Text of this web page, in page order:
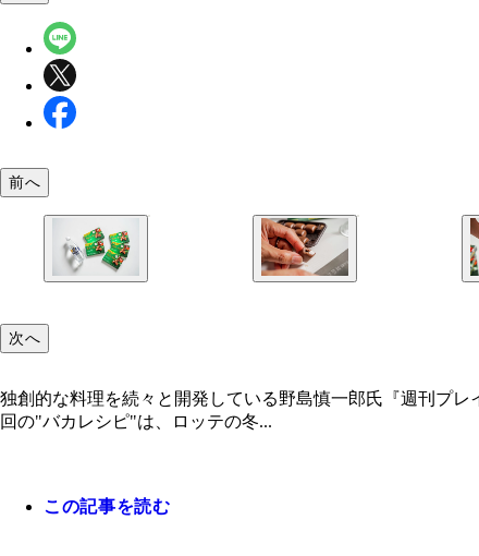
前へ
次へ
独創的な料理を続々と開発している野島慎一郎氏『週刊プ
回の"バカレシピ"は、ロッテの冬...
この記事を読む